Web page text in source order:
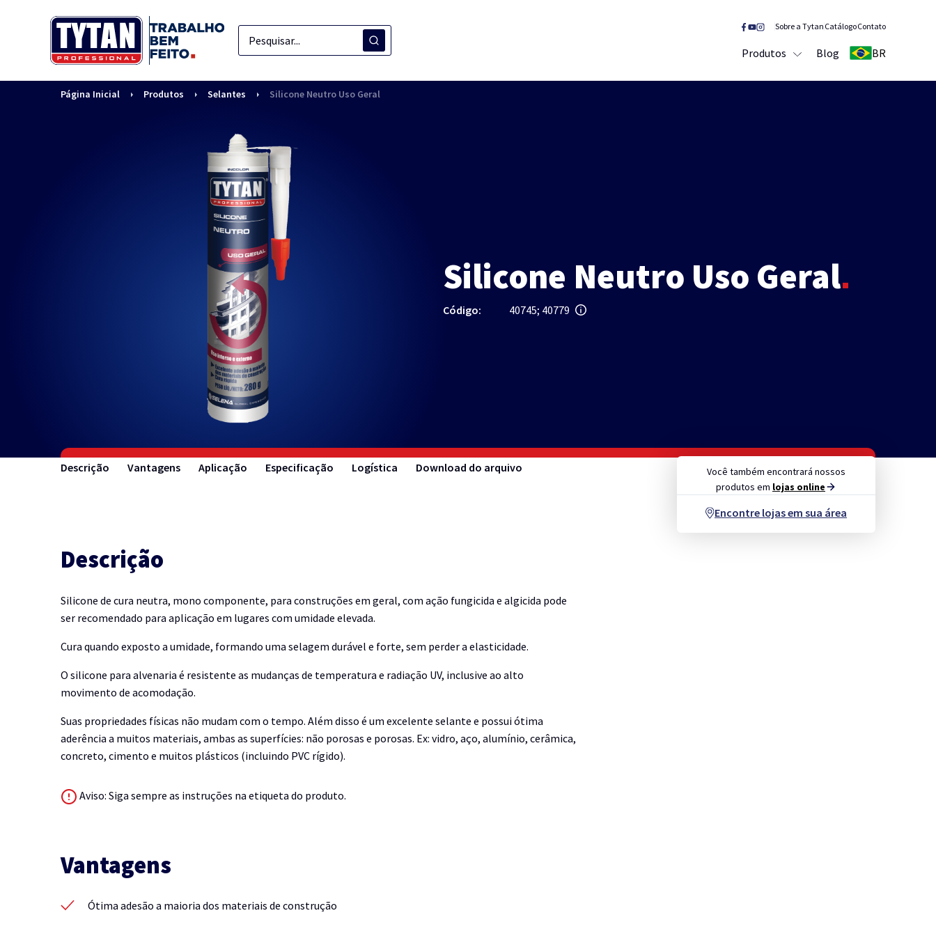
Produtos Blog BR
Sobre a Tytan CatálogoContato
Página Inicial Produtos Selantes Silicone Neutro Uso Geral
Silicone Neutro Uso Geral
Código: 40745; 40779
Você também encontrará nossos
produtos em lojas online
Encontre lojas em sua área
Descrição Vantagens Aplicação Especificação Logística Download do arquivo
Descrição
Silicone de cura neutra, mono componente, para construções em geral, com ação fungicida e algicida pode
ser recomendado para aplicação em lugares com umidade elevada.
Cura quando exposto a umidade, formando uma selagem durável e forte, sem perder a elasticidade.
O silicone para alvenaria é resistente as mudanças de temperatura e radiação UV, inclusive ao alto
movimento de acomodação.
Suas propriedades físicas não mudam com o tempo. Além disso é um excelente selante e possui ótima
aderência a muitos materiais, ambas as superfícies: não porosas e porosas. Ex: vidro, aço, alumínio, cerâmica,
concreto, cimento e muitos plásticos (incluindo PVC rígido).
Aviso: Siga sempre as instruções na etiqueta do produto.
Vantagens
Ótima adesão a maioria dos materiais de construção